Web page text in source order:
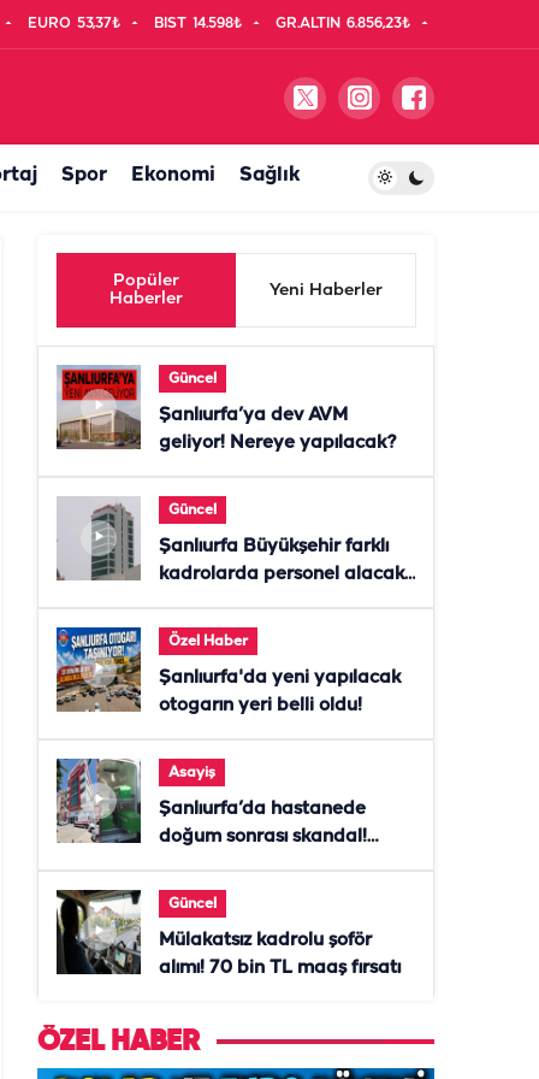
EURO 53,37₺ BIST 14.598₺ GR.ALTIN 6.856,23₺
Spor Ekonomi Sağlık
Popüler
Haberler
Yeni Haberler
Güncel
Şanlıurfa’ya dev AVM
geliyor! Nereye yapılacak?
Güncel
Şanlıurfa Büyükşehir farklı
kadrolarda personel alacak!
Özel Haber
Şanlıurfa'da yeni yapılacak
otogarın yeri belli oldu!
Asayiş
Şanlıurfa’da hastanede
doğum sonrası skandal!
Güncel
Mülakatsız kadrolu şoför
alımı! 70 bin TL maaş fırsatı
ÖZEL HABER